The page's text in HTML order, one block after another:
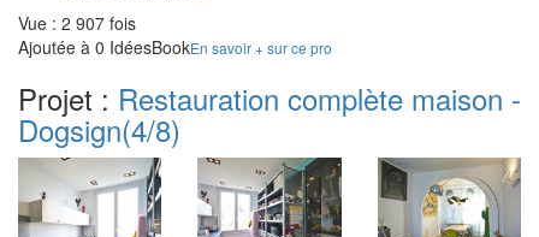
Vue : 2 907 fois
Ajoutée à 0 IdéesBookEn savoir + sur ce pro
Projet : Restauration complète maison -
Dogsign(4/8)